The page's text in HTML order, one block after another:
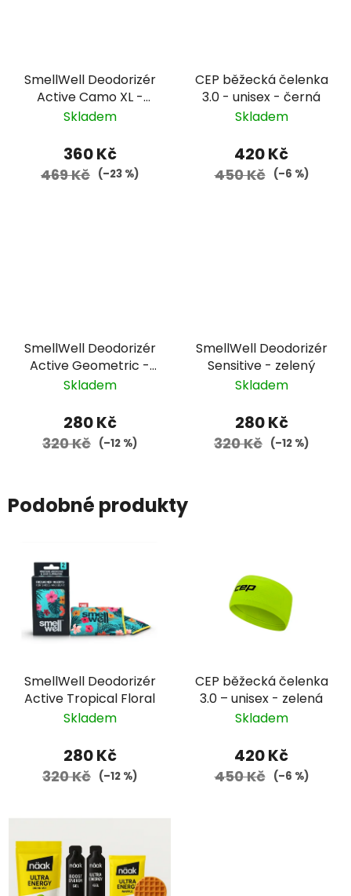
SmellWell Deodorizér
Active Camo XL -
zelený
Skladem
360 Kč
469 Kč (–23 %)
CEP běžecká čelenka
3.0 - unisex - černá
Skladem
420 Kč
450 Kč (–6 %)
SmellWell Deodorizér
Active Geometric -
oranžový
Skladem
280 Kč
320 Kč (–12 %)
SmellWell Deodorizér
Sensitive - zelený
Skladem
280 Kč
320 Kč (–12 %)
Podobné produkty
SmellWell Deodorizér
Active Tropical Floral
Skladem
280 Kč
320 Kč (–12 %)
CEP běžecká čelenka
3.0 – unisex - zelená
Skladem
420 Kč
450 Kč (–6 %)